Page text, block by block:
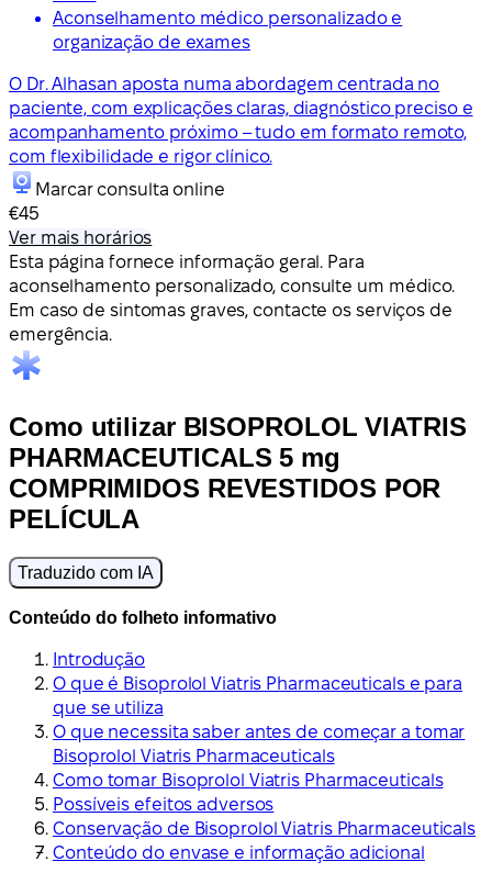
Aconselhamento médico personalizado e
organização de exames
O Dr. Alhasan aposta numa abordagem centrada no
paciente, com explicações claras, diagnóstico preciso e
acompanhamento próximo – tudo em formato remoto,
com flexibilidade e rigor clínico.
Marcar consulta online
€45
Ver mais horários
Esta página fornece informação geral. Para
aconselhamento personalizado, consulte um médico.
Em caso de sintomas graves, contacte os serviços de
emergência.
Como utilizar BISOPROLOL VIATRIS
PHARMACEUTICALS 5 mg
COMPRIMIDOS REVESTIDOS POR
PELÍCULA
Traduzido com IA
Conteúdo do folheto informativo
Introdução
O que é Bisoprolol Viatris Pharmaceuticals e para
que se utiliza
O que necessita saber antes de começar a tomar
Bisoprolol Viatris Pharmaceuticals
Como tomar Bisoprolol Viatris Pharmaceuticals
Possíveis efeitos adversos
Conservação de Bisoprolol Viatris Pharmaceuticals
Conteúdo do envase e informação adicional